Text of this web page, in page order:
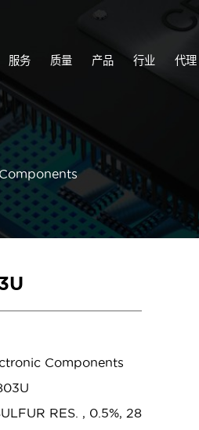
服务 质量 产品 行业 代理
Components
RES. , 0.5%, 28